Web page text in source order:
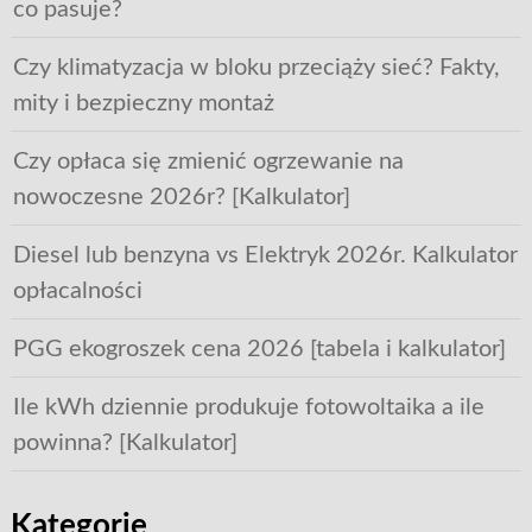
co pasuje?
Czy klimatyzacja w bloku przeciąży sieć? Fakty,
mity i bezpieczny montaż
Czy opłaca się zmienić ogrzewanie na
nowoczesne 2026r? [Kalkulator]
Diesel lub benzyna vs Elektryk 2026r. Kalkulator
opłacalności
PGG ekogroszek cena 2026 [tabela i kalkulator]
Ile kWh dziennie produkuje fotowoltaika a ile
powinna? [Kalkulator]